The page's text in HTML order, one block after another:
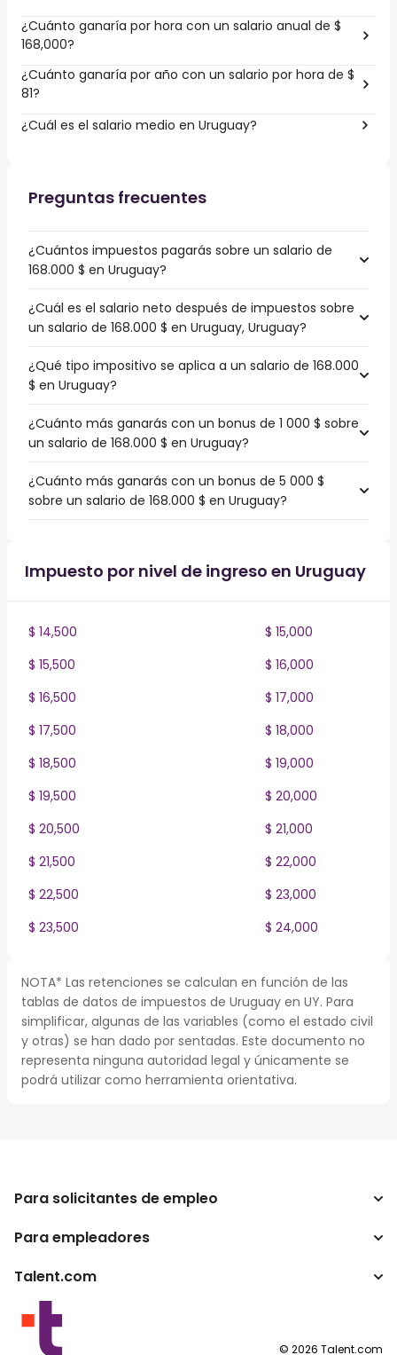
¿Cuánto ganaría por hora con un salario anual de $
168,000?
¿Cuánto ganaría por año con un salario por hora de $
81?
¿Cuál es el salario medio en Uruguay?
Preguntas frecuentes
¿Cuántos impuestos pagarás sobre un salario de
168.000 $ en Uruguay?
¿Cuál es el salario neto después de impuestos sobre
un salario de 168.000 $ en Uruguay, Uruguay?
¿Qué tipo impositivo se aplica a un salario de 168.000
$ en Uruguay?
¿Cuánto más ganarás con un bonus de 1 000 $ sobre
un salario de 168.000 $ en Uruguay?
¿Cuánto más ganarás con un bonus de 5 000 $
sobre un salario de 168.000 $ en Uruguay?
Impuesto por nivel de ingreso en Uruguay
$ 14,500
$ 15,000
$ 15,500
$ 16,000
$ 16,500
$ 17,000
$ 17,500
$ 18,000
$ 18,500
$ 19,000
$ 19,500
$ 20,000
$ 20,500
$ 21,000
$ 21,500
$ 22,000
$ 22,500
$ 23,000
$ 23,500
$ 24,000
NOTA* Las retenciones se calculan en función de las
tablas de datos de impuestos de Uruguay en UY. Para
simplificar, algunas de las variables (como el estado civil
y otras) se han dado por sentadas. Este documento no
representa ninguna autoridad legal y únicamente se
podrá utilizar como herramienta orientativa.
Para solicitantes de empleo
Buscador de trabajo
Para empleadores
Empresa
Programas para publishers
Talent.com
Otros países
Condiciones de uso
© 2026 Talent.com